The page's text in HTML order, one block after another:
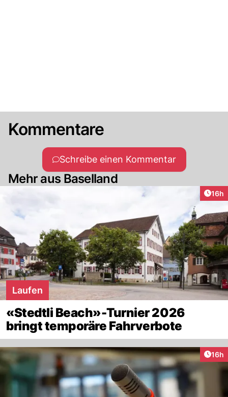
Kommentare
Schreibe einen Kommentar
Mehr aus Baselland
16h
Laufen
«Stedtli Beach»-Turnier 2026
bringt temporäre Fahrverbote
16h